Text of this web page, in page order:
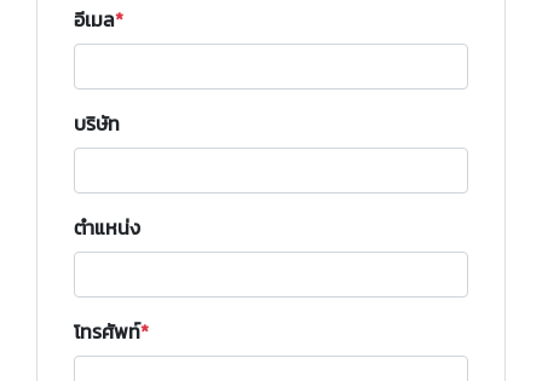
อีเมล
บริษัท
ตำแหน่ง
โทรศัพท์